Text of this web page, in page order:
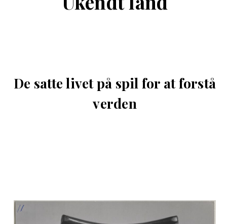
De satte livet på spil for at forstå
verden